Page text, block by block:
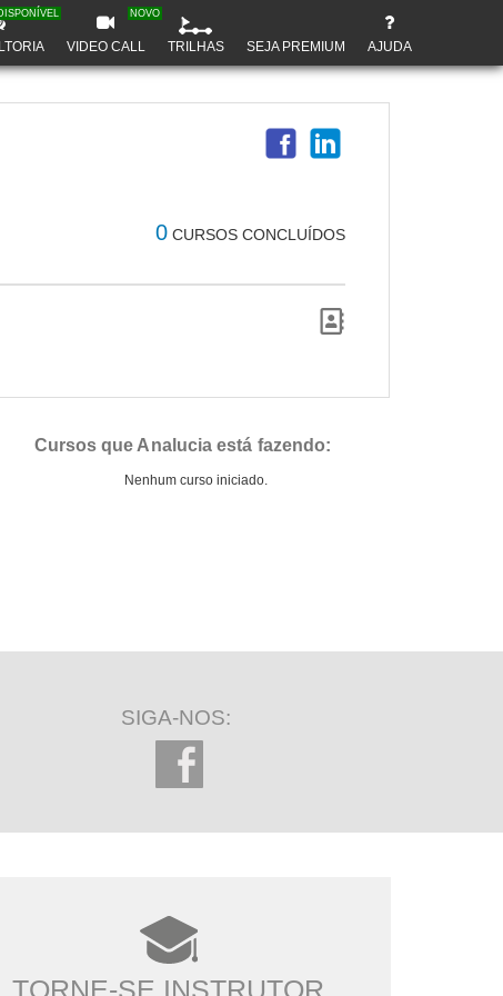
VIDEO CALL
NOVO
TRILHAS SEJA PREMIUM AJUDA
0 CURSOS CONCLUÍDOS
Cursos que Analucia está fazendo:
Nenhum curso iniciado.
SIGA-NOS:
TORNE-SE INSTRUTOR